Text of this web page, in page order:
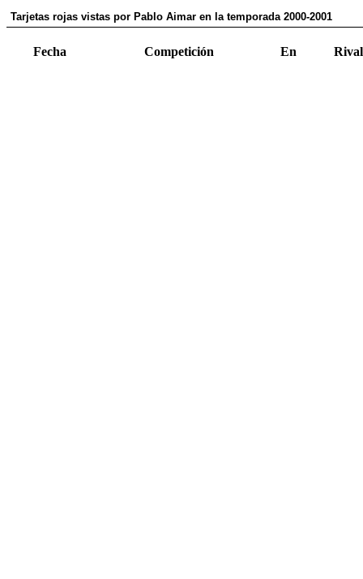
Tarjetas rojas vistas por Pablo Aimar en la temporada 2000-2001
Fecha Competición En Rival